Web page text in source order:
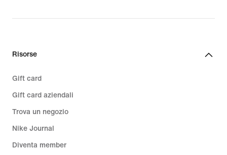
Risorse
Gift card
Gift card aziendali
Trova un negozio
Nike Journal
Diventa member